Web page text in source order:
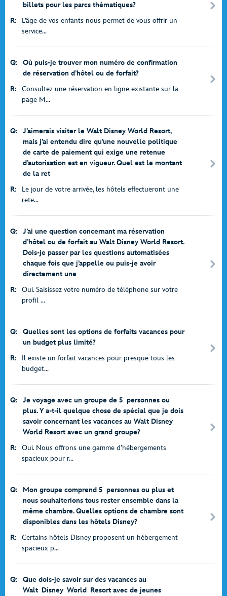
billets pour les parcs thématiques?
R:
L’âge de vos enfants nous permet de vous offrir un
service...
Q:
Où puis-je trouver mon numéro de confirmation
de réservation d’hôtel ou de forfait?
R:
Consultez une réservation en ligne existante sur la
page M...
Q:
J’aimerais visiter le Walt Disney World Resort,
mais j’ai entendu dire qu’une nouvelle politique
de carte de paiement qui exige une retenue
d’autorisation est en vigueur. Quel est le montant
de la ret
R:
Le jour de votre arrivée, les hôtels effectueront une
rete...
Q:
J’ai une question concernant ma réservation
d’hôtel ou de forfait au Walt Disney World Resort.
Dois-je passer par les questions automatisées
chaque fois que j’appelle ou puis-je avoir
directement une
R:
Oui. Saisissez votre numéro de téléphone sur votre
profil ...
Q:
Quelles sont les options de forfaits vacances pour
un budget plus limité?
R:
Il existe un forfait vacances pour presque tous les
budget...
Q:
Je voyage avec un groupe de 5 personnes ou
plus. Y a-t-il quelque chose de spécial que je dois
savoir concernant les vacances au Walt Disney
World Resort avec un grand groupe?
R:
Oui. Nous offrons une gamme d’hébergements
spacieux pour r...
Q:
Mon groupe comprend 5 personnes ou plus et
nous souhaiterions tous rester ensemble dans la
même chambre. Quelles options de chambre sont
disponibles dans les hôtels Disney?
R:
Certains hôtels Disney proposent un hébergement
spacieux p...
Q:
Que dois-je savoir sur des vacances au
Walt Disney World Resort avec de jeunes